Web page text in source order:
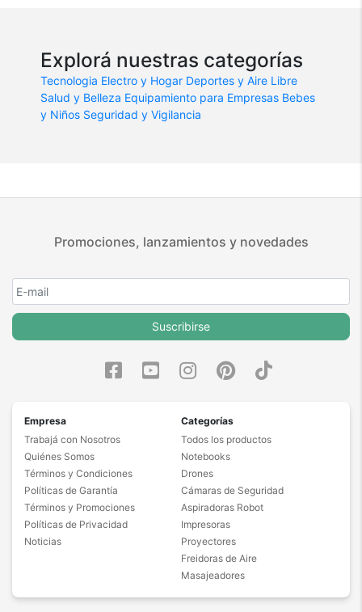
Explorá nuestras categorías
Tecnologia Electro y Hogar Deportes y Aire Libre
Salud y Belleza Equipamiento para Empresas Bebes
y Niños Seguridad y Vigilancia
Promociones, lanzamientos y novedades
Suscribirse
Empresa
Trabajá con Nosotros
Quiénes Somos
Términos y Condiciones
Políticas de Garantía
Términos y Promociones
Políticas de Privacidad
Noticias
Categorías
Todos los productos
Notebooks
Drones
Cámaras de Seguridad
Aspiradoras Robot
Impresoras
Proyectores
Freidoras de Aire
Masajeadores